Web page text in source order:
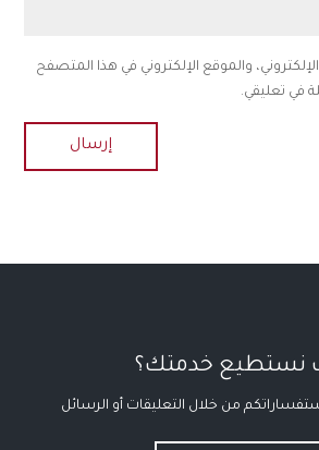
والموقع الإلكتروني في هذا المتصفح
في تعليقي.
نستطيع خدمتك؟
من خلال التعليقات أو الرسائل